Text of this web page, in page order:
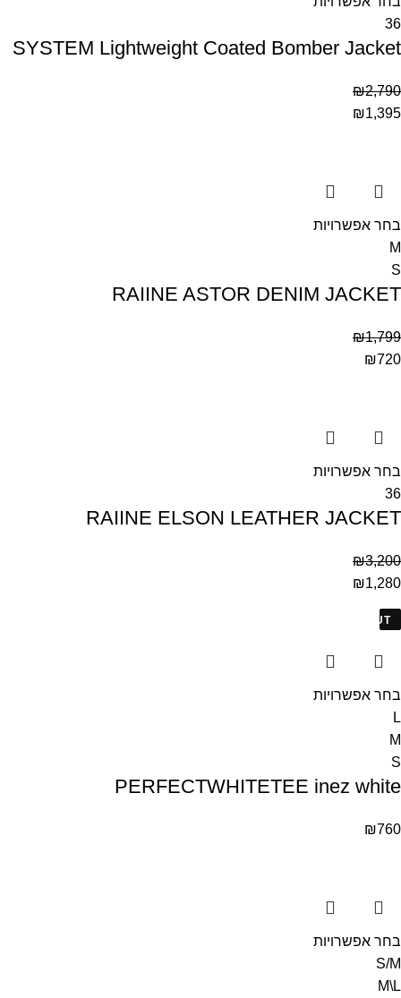
36
SYSTEM Lightweight Coated Bomber Jacket
₪2,790
₪1,395
בחר אפשרויות
M
S
RAIINE ASTOR DENIM JACKET
₪1,799
₪720
בחר אפשרויות
36
RAIINE ELSON LEATHER JACKET
₪3,200
₪1,280
SOLD OUT
בחר אפשרויות
L
M
S
PERFECTWHITETEE inez white
₪760
בחר אפשרויות
S/M
M\L